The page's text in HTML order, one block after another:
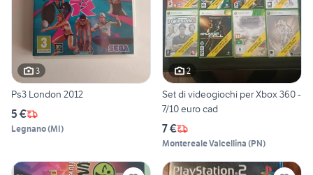
3
Ps3 London 2012
5 €
Legnano(MI)
2
Set di videogiochi per Xbox 360 -
7/10 euro cad
7 €
Montereale Valcellina (PN)